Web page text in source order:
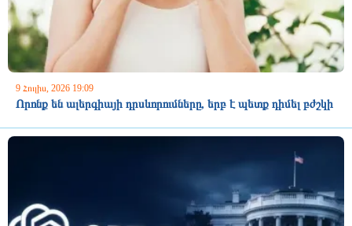
9 Հուլիս, 2026 19:09
Որոնք են ալերգիայի դրսևորումները, երբ է պետք դիմել բժշկի